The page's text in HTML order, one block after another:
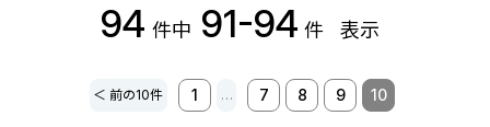
94 件中 91-94 件 表示
＜ 前の10件 1 … 7 8 9 10